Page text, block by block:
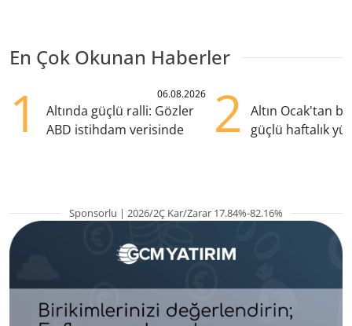
En Çok Okunan Haberler
1 06.08.2026
Altında güçlü ralli: Gözler
ABD istihdam verisinde
2
Altın Ocak'tan
güçlü haftalık
Sponsorlu | 2026/2Ç Kar/Zarar 17.84%-82.16%